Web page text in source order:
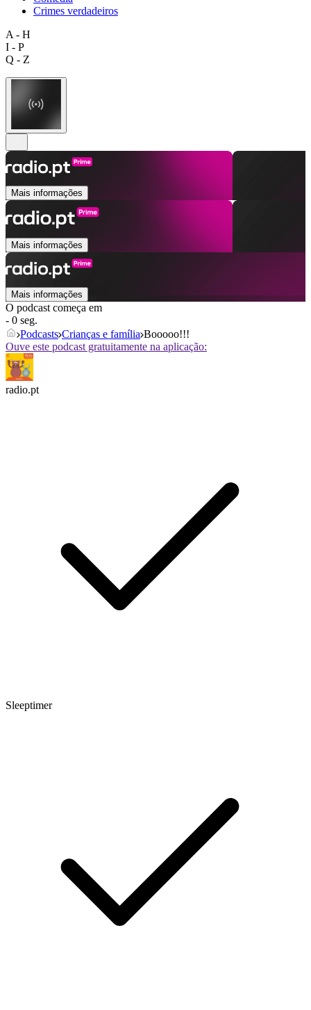
Crimes verdadeiros
A - H
I - P
Q - Z
Mais informações
Mais informações
Mais informações
O podcast começa em
- 0 seg.
Podcasts Crianças e família Booooo!!!
Ouve este podcast gratuitamente na aplicação:
radio.pt
Sleeptimer